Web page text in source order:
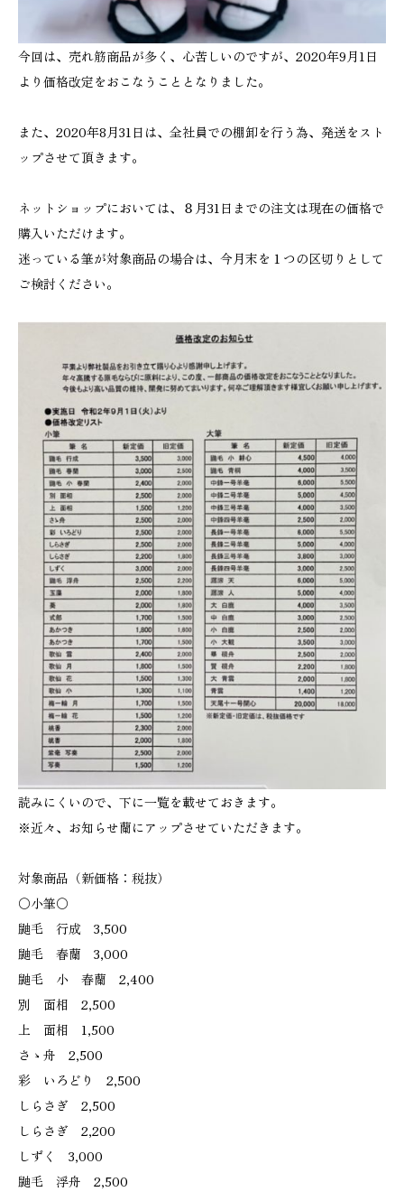
今回は、売れ筋商品が多く、心苦しいのですが、2020年9月1日
より価格改定をおこなうこととなりました。
また、2020年8月31日は、全社員での棚卸を行う為、発送をスト
ップさせて頂きます。
ネットショップにおいては、８月31日までの注文は現在の価格で
購入いただけます。
迷っている筆が対象商品の場合は、今月末を１つの区切りとして
ご検討ください。
読みにくいので、下に一覧を載せておきます。
※近々、お知らせ蘭にアップさせていただきます。
対象商品（新価格：税抜）
〇小筆〇
鼬毛 行成 3,500
鼬毛 春蘭 3,000
鼬毛 小 春蘭 2,400
別 面相 2,500
上 面相 1,500
さゝ舟 2,500
彩 いろどり 2,500
しらさぎ 2,500
しらさぎ 2,200
しずく 3,000
鼬毛 浮舟 2,500